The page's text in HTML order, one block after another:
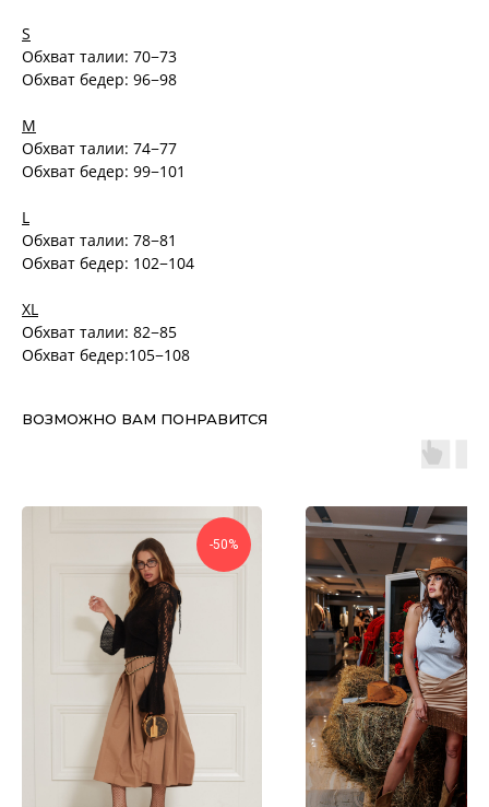
S
Обхват талии: 70−73
Обхват бедер: 96−98
M
Обхват талии: 74−77
Обхват бедер: 99−101
L
Обхват талии: 78−81
Обхват бедер: 102−104
XL
Обхват талии: 82−85
Обхват бедер:105−108
ВОЗМОЖНО ВАМ ПОНРАВИТСЯ
-50%